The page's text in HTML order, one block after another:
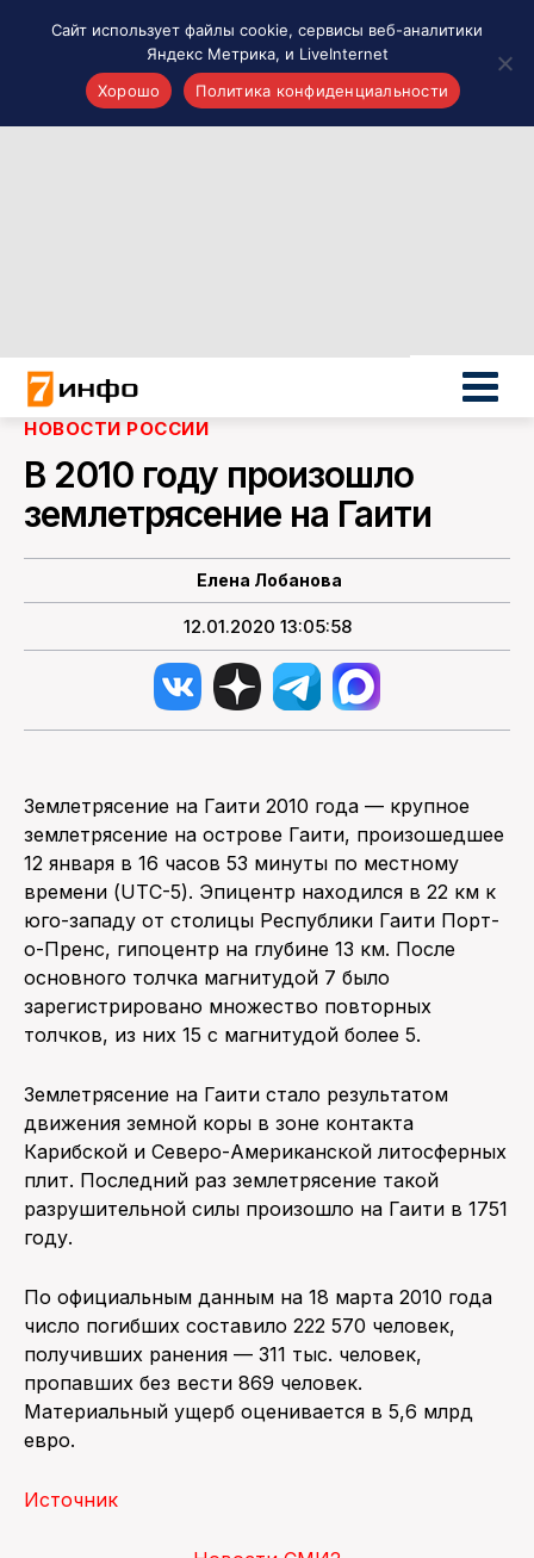
Новости России
Политика
Новости мира
Все материалы 7инфо
О НАС
ПОИСК ПО САЙТУ
НОВОСТИ РОССИИ
В 2010 году произошло
землетрясение на Гаити
Елена Лобанова
12.01.2020 13:05:58
Землетрясение на Гаити 2010 года — крупное
землетрясение на острове Гаити, произошедшее
12 января в 16 часов 53 минуты по местному
времени (UTC-5). Эпицентр находился в 22 км к
юго-западу от столицы Республики Гаити Порт-
о-Пренс, гипоцентр на глубине 13 км. После
основного толчка магнитудой 7 было
зарегистрировано множество повторных
толчков, из них 15 с магнитудой более 5.
Землетрясение на Гаити стало результатом
движения земной коры в зоне контакта
Карибской и Северо-Американской литосферных
плит. Последний раз землетрясение такой
разрушительной силы произошло на Гаити в 1751
году.
По официальным данным на 18 марта 2010 года
число погибших составило 222 570 человек,
получивших ранения — 311 тыс. человек,
пропавших без вести 869 человек.
Материальный ущерб оценивается в 5,6 млрд
евро.
Источник
Сайт использует файлы cookie, сервисы веб-аналитики
Яндекс Метрика, и LiveInternet
Хорошо
Политика конфиденциальности